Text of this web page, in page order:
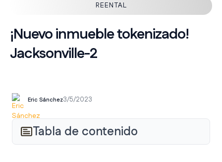
REENTAL
¡Nuevo inmueble tokenizado!
Jacksonville-2
Eric Sánchez3/5/2023
Tabla de contenido